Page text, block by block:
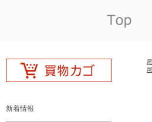
新着情報